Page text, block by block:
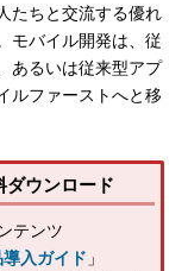
たちと交流する優れ
モバイル開発は、従
あるいは従来型アプ
ルファーストへと移
ウンロード
テンツ
入ガイド 」